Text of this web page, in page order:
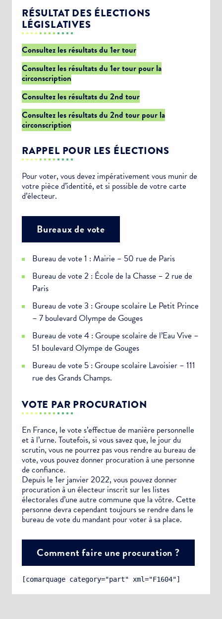
RÉSULTAT DES ÉLECTIONS
LÉGISLATIVES
Consultez les résultats du 1er tour
Consultez les résultats du 1er tour pour la
circonscription
Consultez les résultats du 2nd tour
Consultez les résultats du 2nd tour pour la
circonscription
RAPPEL POUR LES ÉLECTIONS
Pour voter, vous devez impérativement vous munir de
votre pièce d’identité, et si possible de votre carte
d’électeur.
Bureaux de vote
Bureau de vote 1 : Mairie – 50 rue de Paris
Bureau de vote 2 : École de la Chasse – 2 rue de
Paris
Bureau de vote 3 : Groupe scolaire Le Petit Prince
– 7 boulevard Olympe de Gouges
Bureau de vote 4 : Groupe scolaire de l’Eau Vive –
51 boulevard Olympe de Gouges
Bureau de vote 5 : Groupe scolaire Lavoisier – 111
rue des Grands Champs.
VOTE PAR PROCURATION
En France, le vote s’effectue de manière personnelle
et à l’urne. Toutefois, si vous savez que, le jour du
scrutin, vous ne pourrez pas vous rendre au bureau de
vote, vous pouvez donner procuration à une personne
de confiance.
Depuis le 1er janvier 2022, vous pouvez donner
procuration à un électeur inscrit sur les listes
électorales d’une autre commune que la vôtre. Cette
personne devra cependant toujours se rendre dans le
bureau de vote du mandant pour voter à sa place.
Comment faire une procuration ?
[comarquage category="part" xml="F1604"]